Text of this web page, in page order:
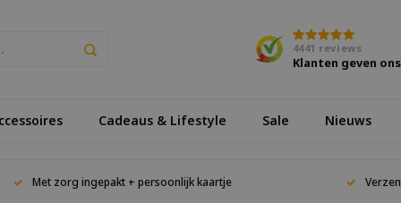
4441 reviews
Klanten geven
Cadeaus & Lifestyle Sale Nieuws
Met zorg ingepakt + persoonlijk kaartje